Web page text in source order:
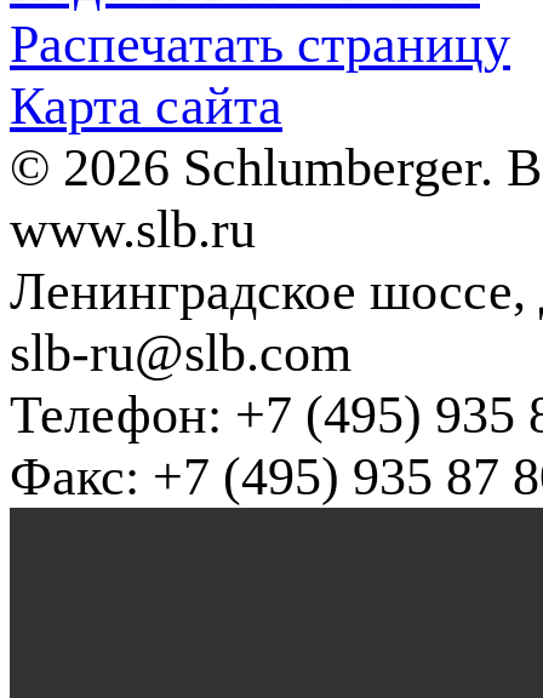
Распечатать страницу
Карта сайта
© 2026 Schlumberger.
www.slb.ru
Ленинградское
slb-ru@slb.com
Телефон: +7 (495) 935
Факс: +7 (495) 935 87